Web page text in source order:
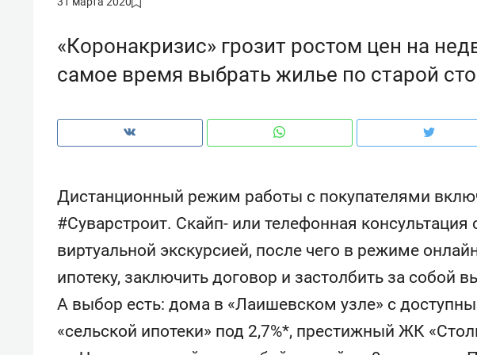
«Коронакризис» грозит ростом цен на
самое время выбрать жилье по старой
Дистанционный режим работы с покупателями
#Суварстроит. Скайп- или телефонная консультация
виртуальной экскурсией, после чего в режиме
ипотеку, заключить договор и застолбить за собой
А выбор есть: дома в «Лаишевском узле» с
«сельской ипотеки» под 2,7%*, престижный ЖК
Рекомендуем
Оставить шум за волной: как
строят тишину в казанском
ЖК «Заря»
Психотерапевт
«Директорский
когда человек не считает